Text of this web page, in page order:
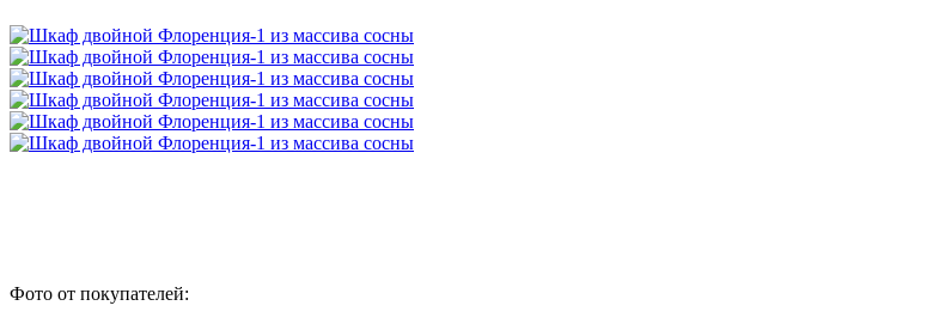
Фото от покупателей: